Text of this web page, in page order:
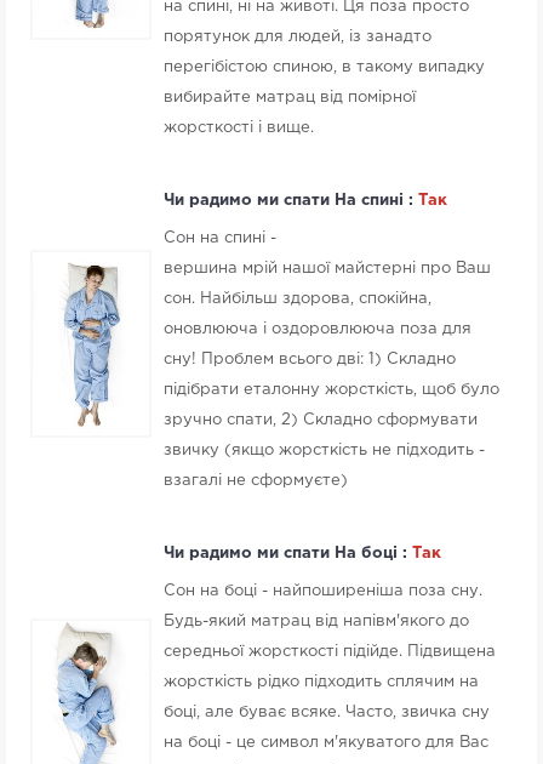
на спині, ні на животі. Ця поза просто
порятунок для людей, із занадто
перегібістою спиною, в такому випадку
вибирайте матрац від помірної
жорсткості і вище.
Чи радимо ми спати На спині : Так
Сон на спині -
вершина мрій нашої майстерні про Ваш
сон. Найбільш здорова, спокійна,
оновлююча і оздоровлююча поза для
сну! Проблем всього дві: 1) Складно
підібрати еталонну жорсткість, щоб було
зручно спати, 2) Складно сформувати
звичку (якщо жорсткість не підходить -
взагалі не сформуєте)
Чи радимо ми спати На боці : Так
Сон на боці - найпоширеніша поза сну.
Будь-який матрац від напівм'якого до
середньої жорсткості підійде. Підвищена
жорсткість рідко підходить сплячим на
боці, але буває всяке. Часто, звичка сну
на боці - це символ м'якуватого для Вас